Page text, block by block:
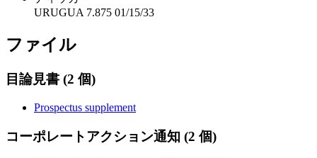
URUGUA 7.875 01/15/33
ファイル
目論見書 (2 個)
Prospectus supplement
コーポレートアクション通知 (2 個)